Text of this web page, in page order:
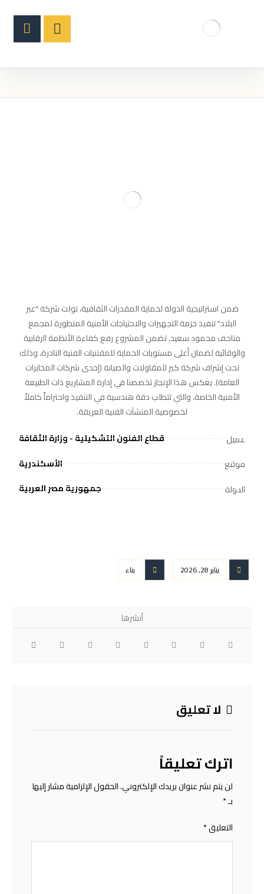
ضمن استراتيجية الدولة لحماية المقدرات الثقافية، تولت شركة "عبر
البلاد" تنفيذ حزمة التجهيزات والاحتياجات الأمنية المتطورة لمجمع
متاحف محمود سعيد. تضمن المشروع رفع كفاءة الأنظمة الرقابية
والوقائية لضمان أعلى مستويات الحماية للمقتنيات الفنية النادرة، وذلك
تحت إشراف شركة كير للمقاولات والصيانة (إحدى شركات المخابرات
العامة). يعكس هذا الإنجاز تخصصنا في إدارة المشاريع ذات الطبيعة
الأمنية الخاصة، والتي تتطلب دقة هندسية في التنفيذ واحتراماً كاملاً
لخصوصية المنشآت الفنية العريقة.
عميل
قطاع الفنون التشكيلية - وزارة الثقافة
موقع
الأسكندرية
الدولة
جمهورية مصر العربية
يناير 28, 2026 بناء
لا تعليق
اترك تعليقاً
لن يتم نشر عنوان بريدك الإلكتروني.الحقول الإلزامية مشار إليها
بـ*
التعليق*